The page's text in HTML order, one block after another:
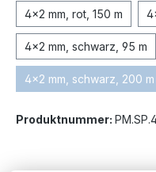
4x2 mm, rot, 150 m
4x2 mm, schwarz, 95 m
4x2 mm, schwarz, 200 m
(Diese
Produktnummer: